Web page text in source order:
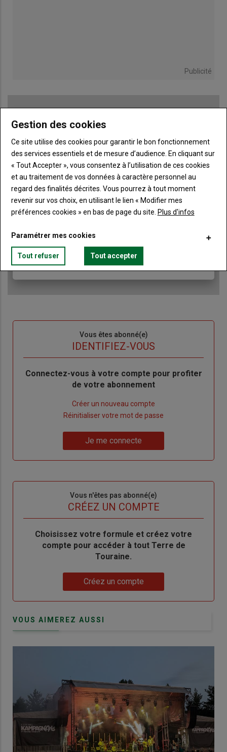
Publicité
TITRE JE M'ABONNE
Body A partir de 85€
Lien JE M'ABONNE
Liste
puce
Accédez à tous les articles du site Terre de Touraine
numérique, sur tous les supports
Ne manquez aucune information grâce à la
newsletter du journal Terre de Touraine
Vous êtes abonné(e)
IDENTIFIEZ-VOUS
Body
Connectez-vous à votre compte pour profiter
de votre abonnement
Créer un nouveau compte
de
Réinitialiser votre mot de passe
me
Je me connecte
Vous n'êtes pas abonné(e)
CRÉEZ UN COMPTE
BodyChoisissez votre formule et créez votre
compte pour accéder à tout Terre de
Touraine.
Créez un compte
VOUS AIMEREZ AUSSI
Gestion des cookies
Ce site utilise des cookies pour garantir le bon fonctionnement
des services essentiels et de mesure d’audience. En cliquant sur
« Tout Accepter », vous consentez à l’utilisation de ces cookies
et au traitement de vos données à caractère personnel au
regard des finalités décrites. Vous pourrez à tout moment
revenir sur vos choix, en utilisant le lien « Modifier mes
préférences cookies » en bas de page du site. Plus d'infos
Paramétrer mes cookies
Tout refuser Tout accepter